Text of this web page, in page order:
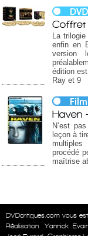
Coffret
La
enfin en
version
édition
Ray et 9
Haven
N’est
leçon à
procédé
maîtrise
DVDcritiques.com vous
Réalisation
Yannick